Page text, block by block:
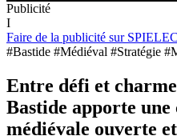
Publicité
I
Faire de la publicité sur
#Bastide #Médiéval #Stratégie
Entre défi et
Bastide apporte
médiévale ouverte